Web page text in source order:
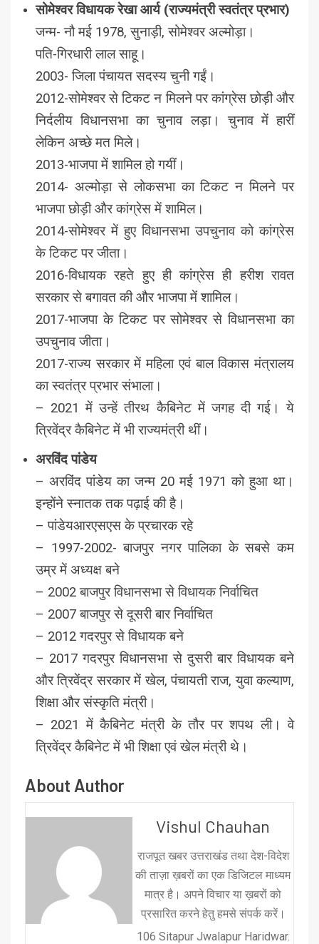
सोमेश्वर विधायक रेखा आर्य (राज्यमंत्री स्वतंत्र प्रभार)
जन्म- नौ मई 1978, सुनाड़ी, सोमेश्वर अल्मोड़ा।
पति-गिरधारी लाल साहू।
2003- जिला पंचायत सदस्य चुनी गईं।
2012-सोमेश्वर से टिकट न मिलने पर कांग्रेस छोड़ी और
निर्दलीय विधानसभा का चुनाव लड़ा। चुनाव में हारीं
लेकिन अच्छे मत मिले।
2013-भाजपा में शामिल हो गयीं।
2014- अल्मोड़ा से लोकसभा का टिकट न मिलने पर
भाजपा छोड़ी और कांग्रेस में शामिल।
2014-सोमेश्वर में हुए विधानसभा उपचुनाव को कांग्रेस
के टिकट पर जीता।
2016-विधायक रहते हुए ही कांग्रेस ही हरीश रावत
सरकार से बगावत की और भाजपा में शामिल।
2017-भाजपा के टिकट पर सोमेश्वर से विधानसभा का
उपचुनाव जीता।
2017-राज्य सरकार में महिला एवं बाल विकास मंत्रालय
का स्वतंत्र प्रभार संभाला।
– 2021 में उन्हें तीरथ कैबिनेट में जगह दी गई। ये
त्रिवेंद्र कैबिनेट में भी राज्यमंत्री थीं।
अरविंद पांडेय
– अरविंद पांडेय का जन्म 20 मई 1971 को हुआ था।
इन्होंने स्नातक तक पढ़ाई की है।
– पांडेयआरएसएस के प्रचारक रहे
– 1997-2002- बाजपुर नगर पालिका के सबसे कम
उम्र में अध्यक्ष बने
– 2002 बाजपुर विधानसभा से विधायक निर्वाचित
– 2007 बाजपुर से दूसरी बार निर्वाचित
– 2012 गदरपुर से विधायक बने
– 2017 गदरपुर विधानसभा से दुसरी बार विधायक बने
और त्रिवेंद्र सरकार में खेल, पंचायती राज, युवा कल्याण,
शिक्षा और संस्कृति मंत्री।
– 2021 में कैबिनेट मंत्री के तौर पर शपथ ली। वे
त्रिवेंद्र कैबिनेट में भी शिक्षा एवं खेल मंत्री थे।
About Author
Vishul Chauhan
राजपूत खबर उत्तराखंड तथा देश-विदेश
की ताज़ा ख़बरों का एक डिजिटल माध्यम
मात्र है। अपने विचार या ख़बरों को
प्रसारित करने हेतु हमसे संपर्क करें।
106 Sitapur Jwalapur Haridwar.